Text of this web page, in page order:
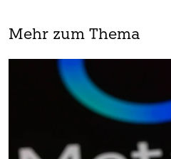
Mehr zum Thema